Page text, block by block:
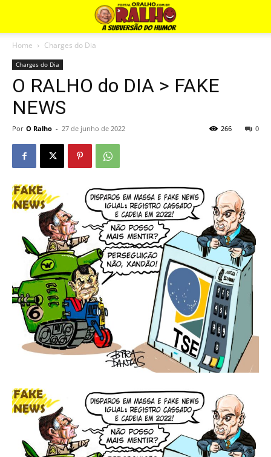
Home Charges do Dia
Charges do Dia
O RALHO do DIA > FAKE
NEWS
Por O Ralho - 27 de junho de 2022 0
266